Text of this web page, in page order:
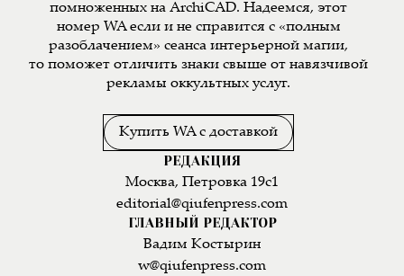
помноженных на ArchiCAD. Надеемся, этот
номер WA если и не справится с «полным
разоблачением» сеанса интерьерной магии,
то поможет отличить знаки свыше от навязчивой
рекламы оккультных услуг.
Купить WA с доставкой
РЕДАКЦИЯ
Москва, Петровка 19с1
editorial@qiufenpress.com
ГЛАВНЫЙ РЕДАКТОР
Вадим Костырин
w@qiufenpress.com